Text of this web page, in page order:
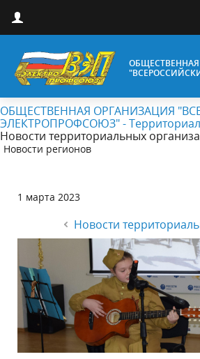
ОБЩЕСТВЕННАЯ ОРГАНИЗАЦИЯ
ЭЛЕКТРОПРОФСОЮЗ" -
Новости территориальных
Новости регионов
1 марта 2023
Новости